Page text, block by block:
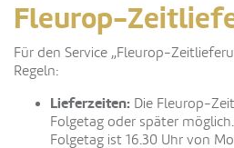
Fleurop-
Für den Service „Fleurop-
Regeln:
Lieferzeiten: Die Fleurop-
Folgetag oder später
Folgetag ist 16.30 Uhr von